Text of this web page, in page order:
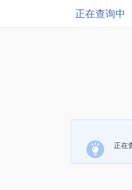
正在查询中
正在